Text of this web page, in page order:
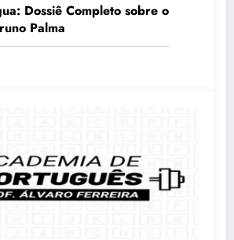
Dossiê Completo sobre o
Palma